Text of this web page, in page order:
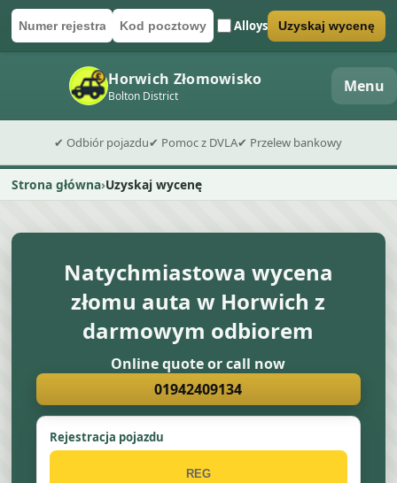
Numer rejestracyjny
Kod pocztowyAlloys
Wyślij formularz wyceny Uzyskaj wycenę
Horwich Złomowisko
Bolton District Menu
✔ Odbiór pojazdu✔ Pomoc z DVLA✔ Przelew bankowy
Strona główna Uzyskaj wycenę
Natychmiastowa wycena
złomu auta w Horwich z
darmowym odbiorem
Online quote or call now
01942409134
Rejestracja pojazdu